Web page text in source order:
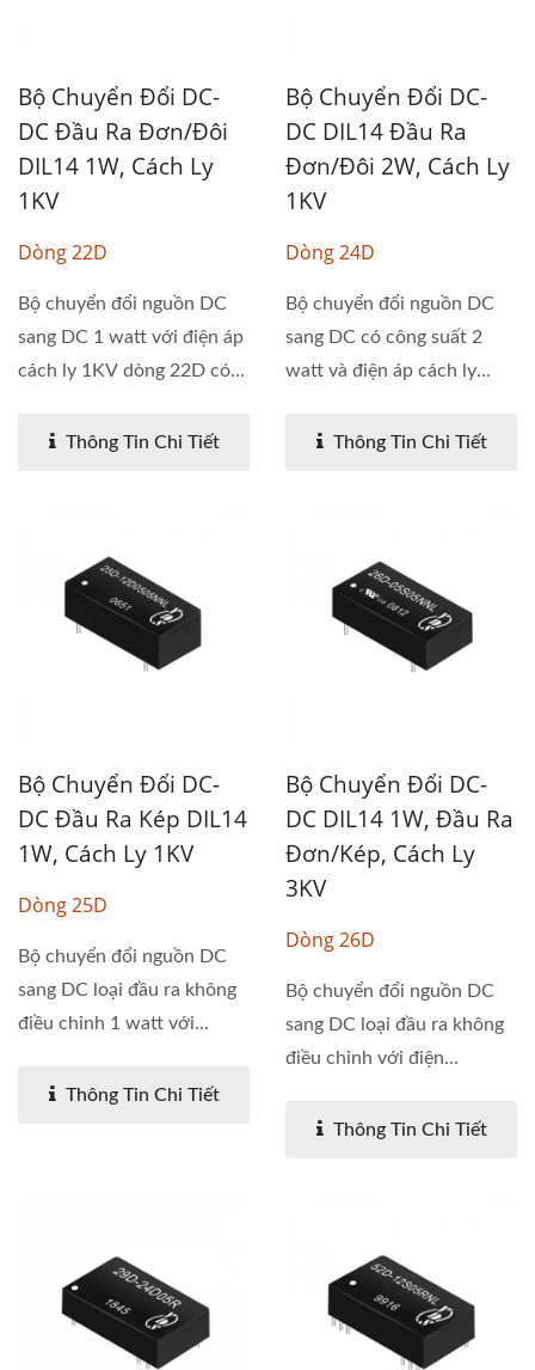
Bộ Chuyển Đổi DC-
DC Đầu Ra Đơn/đôi
DIL14 1W, Cách Ly
1KV
Dòng 22D
Bộ chuyển đổi nguồn DC
sang DC 1 watt với điện áp
cách ly 1KV dòng 22D có
Thông Tin Chi Tiết
Bộ Chuyển Đổi DC-
DC DIL14 Đầu Ra
Đơn/Đôi 2W, Cách Ly
1KV
Dòng 24D
Bộ chuyển đổi nguồn DC
sang DC có công suất 2
watt và điện áp cách ly
Thông Tin Chi Tiết
Bộ Chuyển Đổi DC-
DC Đầu Ra Kép DIL14
1W, Cách Ly 1KV
Dòng 25D
Bộ chuyển đổi nguồn DC
sang DC loại đầu ra không
điều chỉnh 1 watt với...
Thông Tin Chi Tiết
Bộ Chuyển Đổi DC-
DC DIL14 1W, Đầu Ra
Đơn/Kép, Cách Ly
3KV
Dòng 26D
Bộ chuyển đổi nguồn DC
sang DC loại đầu ra không
điều chỉnh với điện...
Thông Tin Chi Tiết